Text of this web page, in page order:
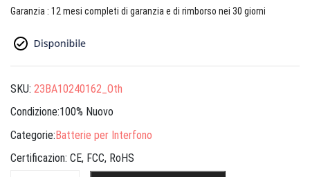
Garanzia : 12 mesi completi di garanzia e di rimborso nei 30 giorni
SKU: 23BA10240162_Oth
Condizione:100% Nuovo
Categorie:Batterie per Interfono
Certificazion: CE, FCC, RoHS